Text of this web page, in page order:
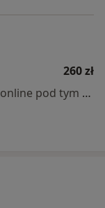
260 zł
Specjalista nie oferuje umawiania online pod tym adresem.